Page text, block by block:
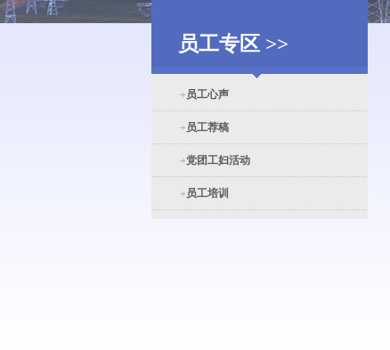
员工专区 >>
员工心声
员工荐稿
党团工妇活动
员工培训